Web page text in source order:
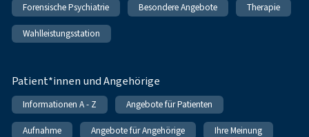
Forensische Psychiatrie Besondere Angebote Therapie
Wahlleistungsstation
Patient*innen und Angehörige
Informationen A - Z Angebote für Patienten
Aufnahme Angebote für Angehörige Ihre Meinung